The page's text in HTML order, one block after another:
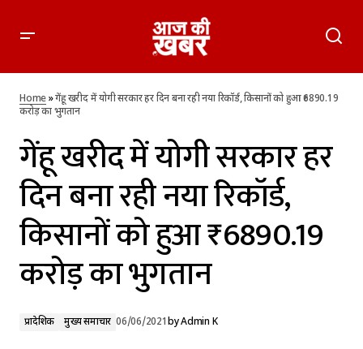
₹6890.19 करोड़ का भुगतान
Home»गेंहू खरीद में योगी सरकार हर दिन बना रही नया रिकॉर्ड, किसानों को हुआ ₹6890.19
करोड़ का भुगतान
गेंहू खरीद में योगी सरकार हर
दिन बना रही नया रिकॉर्ड,
किसानों को हुआ ₹6890.19
करोड़ का भुगतान
प्रादेशिक मुख्य समाचार 06/06/2021byAdmin K